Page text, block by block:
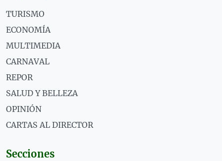
TURISMO
ECONOMÍA
MULTIMEDIA
CARNAVAL
REPOR
SALUD Y BELLEZA
OPINIÓN
CARTAS AL DIRECTOR
Secciones